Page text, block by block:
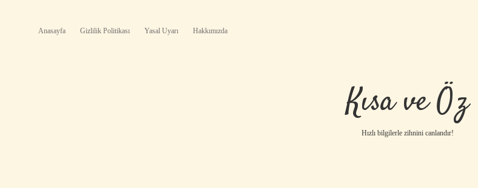
Anasayfa Gizlilik Politikası Yasal Uyarı Hakkımızda
Kısa ve Öz
Hızlı bilgilerle zihnini canlandır!